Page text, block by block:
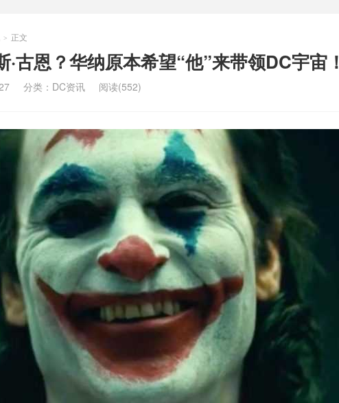
> 正文
·古恩？华纳原本希望“他”来带领DC宇宙！
分类： DC资讯 阅读(552)